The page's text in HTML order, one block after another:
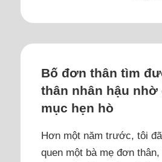
Bố đơn thân tìm
thân nhân hậu nhờ
mục hẹn hò
Hơn một năm trước, tôi
quen một bà mẹ đơn